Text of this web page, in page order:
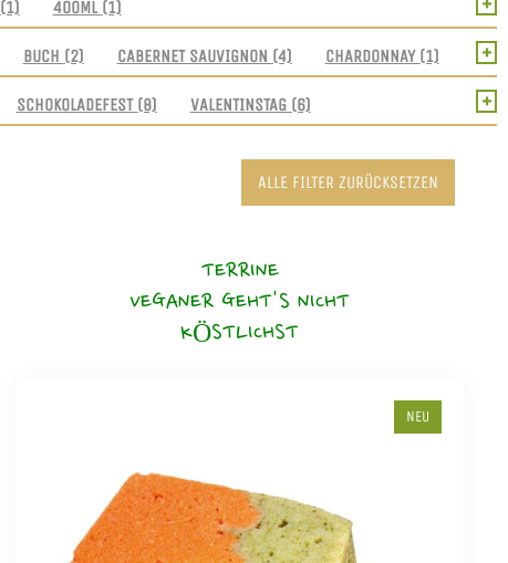
(1) 400ML (1)
BUCH (2) CABERNET SAUVIGNON (4) CHARDONNAY (1)
+
SCHOKOLADEFEST (8) VALENTINSTAG (6) +
ALLE FILTER ZURÜCKSETZEN
TERRINE
VEGANER GEHT'S NICHT
KÖSTLICHST
NEU